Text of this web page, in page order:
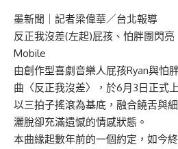
墨新聞 ｜記者梁偉華／台北報導
反正我沒差(左起)屁孩、怕胖團閃
Mobile
由創作型喜劇音樂人屁孩Ryan與怕
曲〈反正我沒差〉，於6月3日正式
以三拍子搖滾為基底，融合饒舌與
灑脫卻充滿遺憾的情感狀態。
本曲緣起數年前的一個約定，如今